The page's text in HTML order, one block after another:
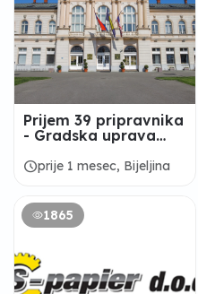
Prijem 39 pripravnika
- Gradska uprava
scheduleprije 1 mesec, Bijeljina
1865